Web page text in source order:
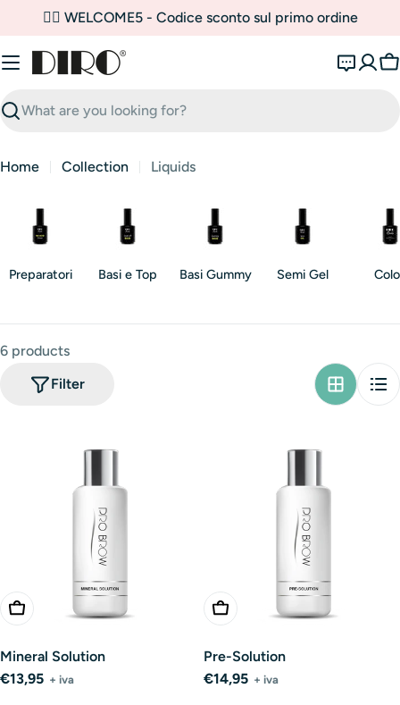
content
✌🏼 WELCOME5 - Codice sconto sul primo ordine
Search
Home Collection Liquids
Preparatori Basi e Top Basi Gummy Semi Gel
6 products
Filter
Add To Cart
Mineral Solution
Regular
€13,95 + iva
Add To Cart
Pre-Solution
Regular
€14,95 + iva